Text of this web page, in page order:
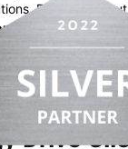
Ex Cal­i­bra
et
et de sauve­g­arde
durs réseau NAS
Drive